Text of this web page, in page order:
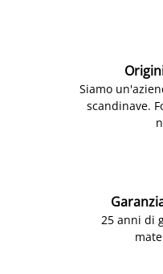
Siamo
scandinave.
25 anni di